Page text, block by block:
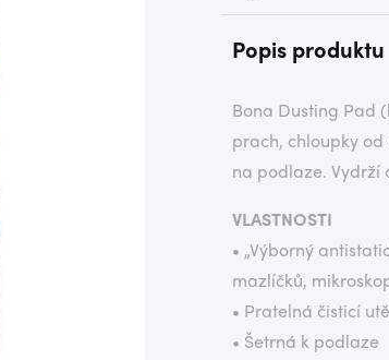
Popis produktu
Bona Dusting Pad
prach, chloupky
na podlaze. Vydrží
VLASTNOSTI
• „Výborný
mazlíčků,
• Pratelná čisticí
• Šetrná k podlaze